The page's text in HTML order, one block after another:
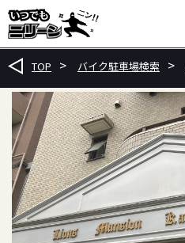
TOP バイク駐車場検索